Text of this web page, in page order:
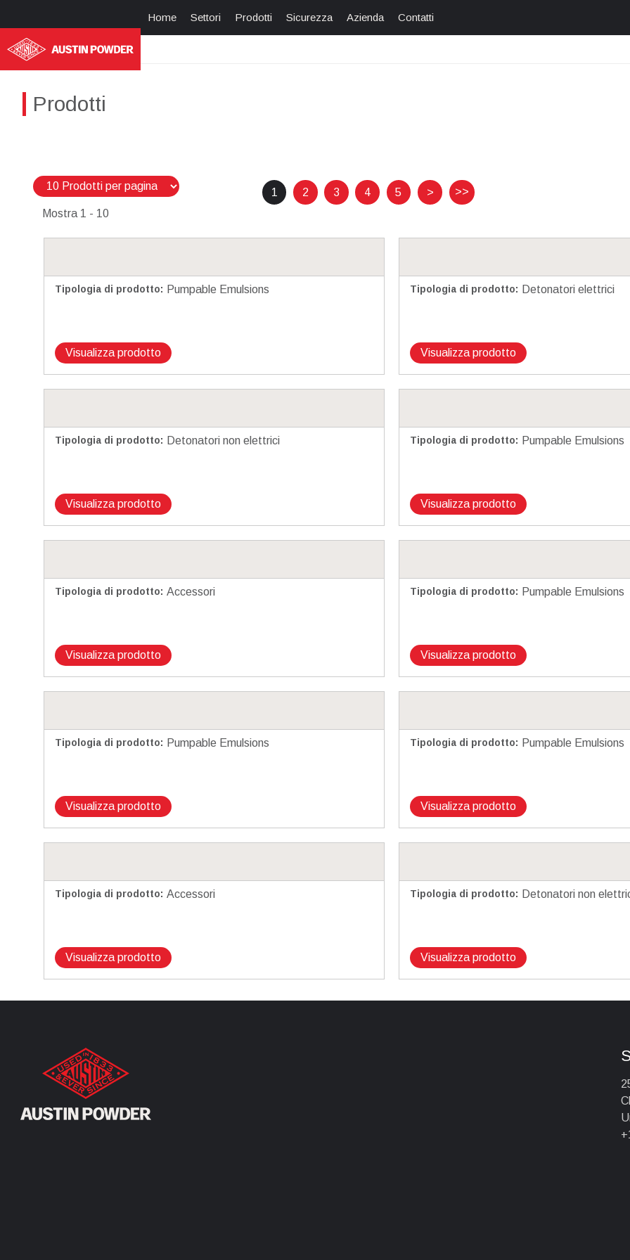
Home Settori Prodotti Sicurezza Azienda Contatti
Prodotti
Mostra 1 - 10
1 2 3 4 5 > >>
Tipologia di prodotto: Pumpable Emulsions
Visualizza prodotto
Tipologia di prodotto: Detonatori elettrici
Visualizza prodotto
Tipologia di prodotto: Detonatori non elettrici
Visualizza prodotto
Tipologia di prodotto: Pumpable Emulsions
Visualizza prodotto
Tipologia di prodotto: Accessori
Visualizza prodotto
Tipologia di prodotto: Pumpable Emulsions
Visualizza prodotto
Tipologia di prodotto: Pumpable Emulsions
Visualizza prodotto
Tipologia di prodotto: Pumpable Emulsions
Visualizza prodotto
Tipologia di prodotto: Accessori
Visualizza prodotto
Tipologia di prodotto: Detonatori non
Visualizza prodotto